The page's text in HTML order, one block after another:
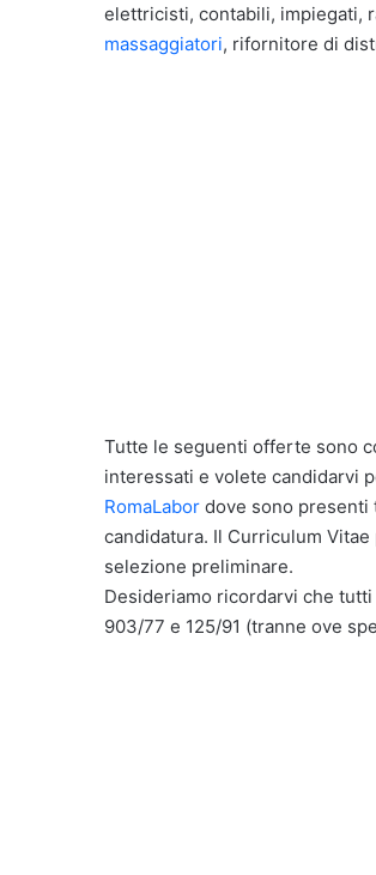
elettricisti, contabili, impiegati,
massaggiatori, rifornitore di
Tutte le seguenti offerte sono
interessati e volete candidarvi
RomaLabor dove sono
candidatura. Il Curriculum
selezione preliminare.
Desideriamo ricordarvi che
903/77 e 125/91 (tranne ove